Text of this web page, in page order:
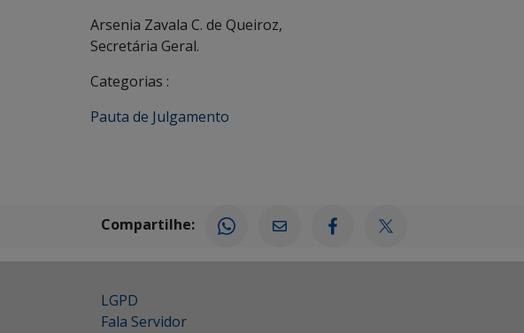
Arsenia Zavala C. de Queiroz,
Secretária Geral.
Categorias :
Pauta de Julgamento
Compartilhe:
LGPD
Fala Servidor